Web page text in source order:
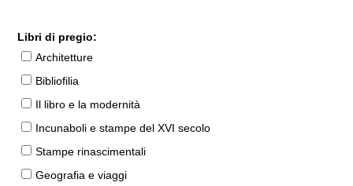
Libri di pregio:
Architetture
Bibliofilia
Il libro e la modernità
Incunaboli e stampe del XVI secolo
Stampe rinascimentali
Geografia e viaggi